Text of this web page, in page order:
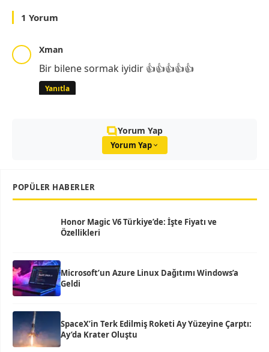
1 Yorum
Xman
Bir bilene sormak iyidir 👍👍👍👍👍
Yanıtla
Yorum Yap
Yorum Yap
POPÜLER HABERLER
Honor Magic V6 Türkiye’de: İşte Fiyatı ve
Özellikleri
Microsoft’un Azure Linux Dağıtımı Windows’a
Geldi
SpaceX’in Terk Edilmiş Roketi Ay Yüzeyine Çarptı:
Ay’da Krater Oluştu